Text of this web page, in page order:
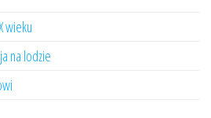
wieku
na lodzie